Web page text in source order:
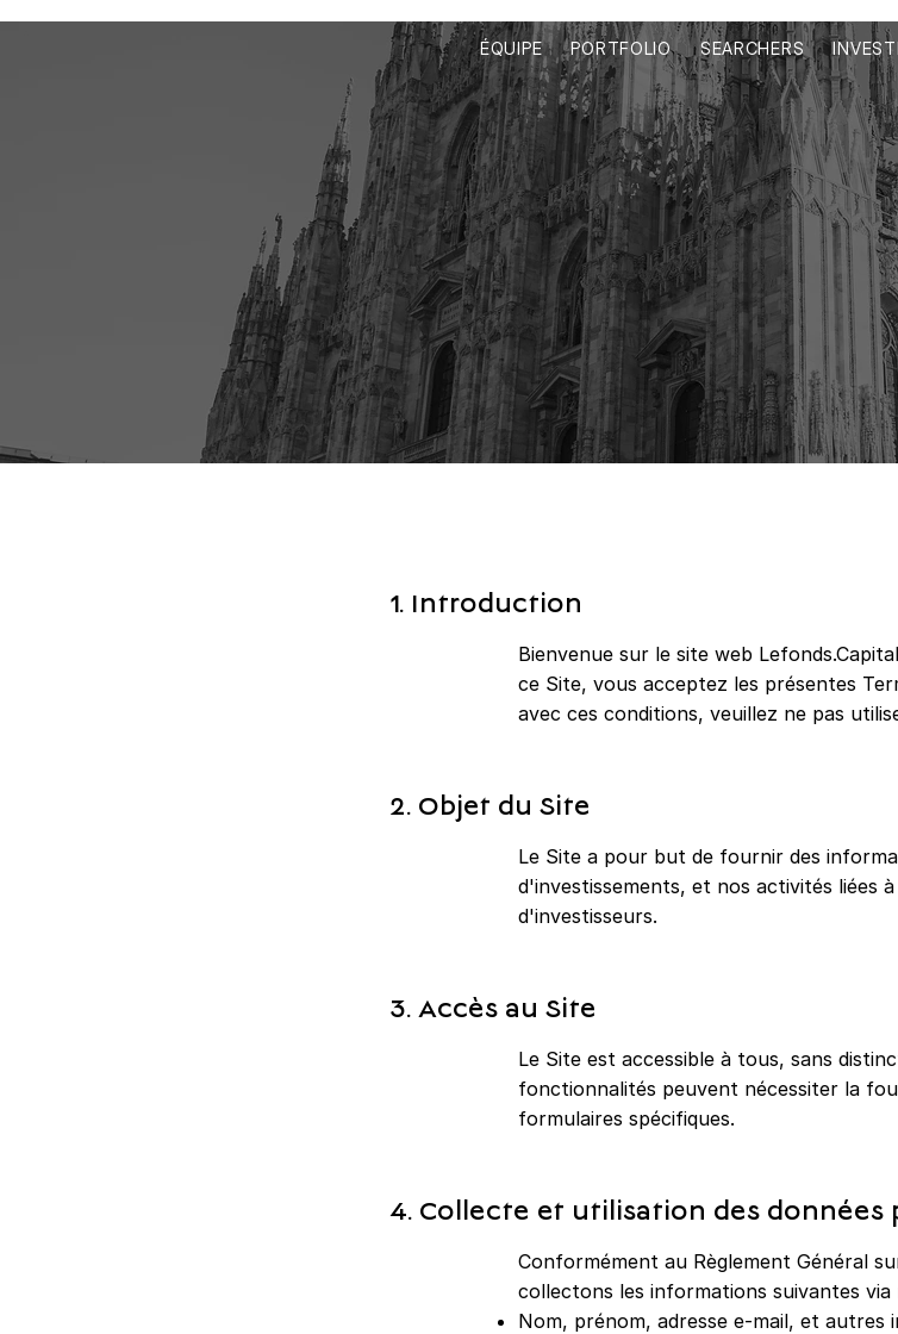
ÉQUIPE PORTFOLIO SEARCHERS
1. Introduction
Bienvenue sur le site web
ce Site, vous acceptez les présentes
avec ces conditions, veuillez ne pas
2. Objet du Site
Le Site a pour but de fournir des
d'investissements, et nos activités liées
d'investisseurs.
3. Accès au Site
Le Site est accessible à tous, sans
fonctionnalités peuvent nécessiter la
formulaires spécifiques.
4. Collecte et utilisation des données
Conformément au Règlement Général
collectons les informations suivantes
Nom, prénom, adresse e-mail, et